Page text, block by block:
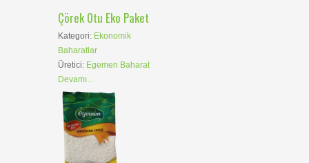
Çörek Otu Eko Paket
Kategori: Ekonomik
Baharatlar
Üretici: Egemen Baharat
Devamı...